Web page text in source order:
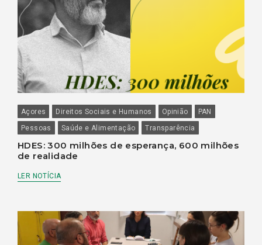
Açores Direitos Sociais e Humanos Opinião
PAN
Pessoas
Saúde e Alimentação Transparência
HDES: 300 milhões de esperança, 600 milhões
de realidade
LER NOTÍCIA